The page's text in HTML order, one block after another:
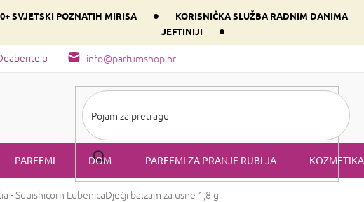
SVJETSKI POZNATIH MIRISA • KORISNIČKA SLUŽBA RADNIM DANIMA
JEFTINIJI
•
info@parfumshop.hr
parfem svog srca prema dominantnoj komponenti
PARFEMI DOM PARFEMI ZA PRANJE RUBLJA KOZMETIKA
- Squishicorn LubenicaDječji balzam za usne 1,8 g